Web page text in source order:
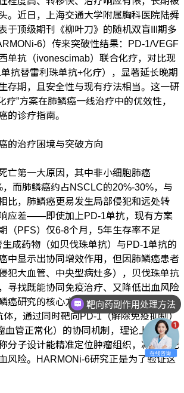
。近日，上海交通大学附属胸科医院陆舜
于顶级期刊《柳叶刀》的随机双盲III期多
6）传来突破性结果：PD-1/VEGF
单抗（ivonescimab）联合化疗，对比现
抗替雷利珠单抗+化疗），显著延长晚期
存期，且安全性与现有疗法相当。这一研
疗”方案在肺鳞癌一线治疗中的优效性，
的诊疗指南。
的治疗困境与突破方向
亡第一大原因，其中非小细胞肺癌
，而肺鳞癌约占NSCLC的20%-30%，与
比，肺鳞癌更易发生局部侵犯和远处转
应差——即使加上PD-1单抗，现有方案
（PFS）仅6-8个月，5年生存率不足
成药物（如贝伐珠单抗）与PD-1单抗的
中显示出协同增效作用，但因肺鳞癌患者
犯大血管、中央型病灶多），贝伐珠单抗
寻找既能协同免疫治疗、又降低出血风险
癌研究的核心方向。伊沃西单抗作为PD-
，通过同时靶向PD-1（解除免疫抑制）
血管正常化）的协同机制，理论上可突破
子设计能精准定位肿瘤组织，减少脱靶
风险。HARMONi-6研究正是为了验证这
靶向药副作用处理方法
中西医结合治疗方法